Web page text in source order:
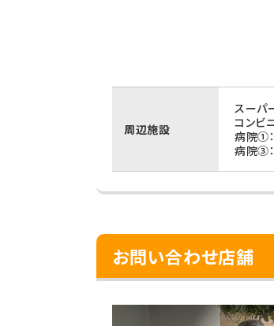
周辺施設
スー
コンビ
病院①
病院③
お問い合わせ店舗